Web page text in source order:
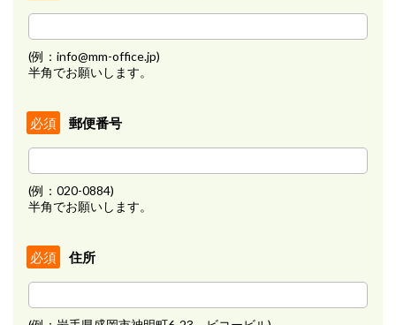
(例：info@mm-office.jp)
半角でお願いします。
郵便番号
必須
(例：020-0884)
半角でお願いします。
住所
必須